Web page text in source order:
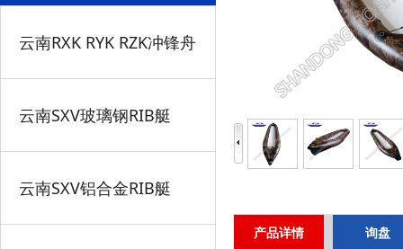
云南RXK RYK RZK冲锋舟
云南SXV玻璃钢RIB艇
云南SXV铝合金RIB艇
产品详情 询盘